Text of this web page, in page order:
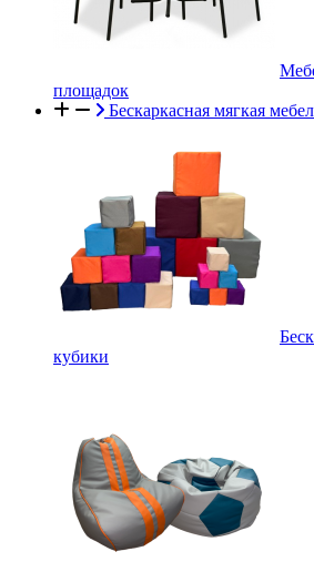
площадок
Бескаркасная мягкая
кубики